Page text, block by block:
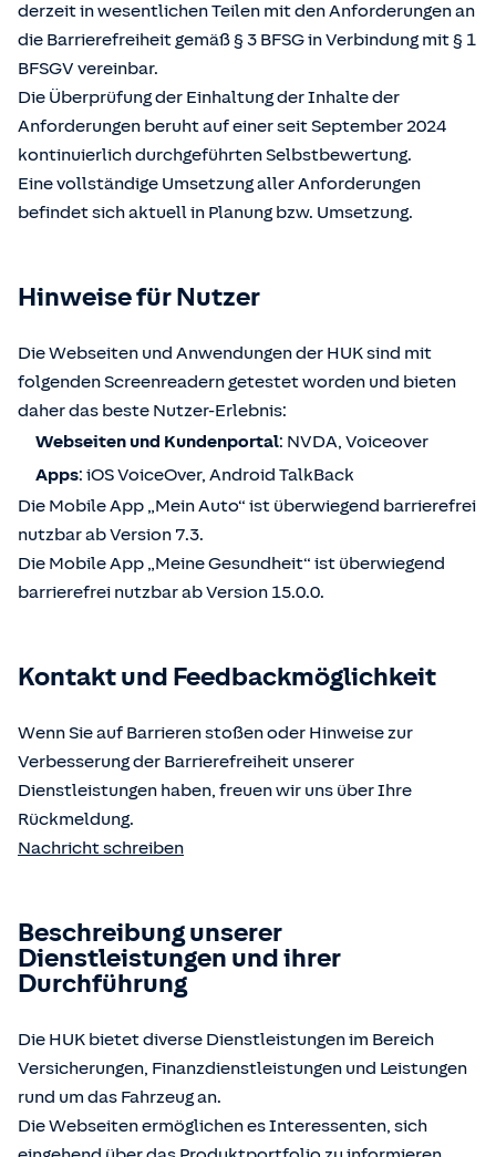
derzeit in wesentlichen Teilen mit den Anforderungen an
die Barrierefreiheit gemäß § 3 BFSG in Verbindung mit § 1
BFSGV vereinbar.
Die Überprüfung der Einhaltung der Inhalte der
Anforderungen beruht auf einer seit September 2024
kontinuierlich durchgeführten Selbstbewertung.
Eine vollständige Umsetzung aller Anforderungen
befindet sich aktuell in Planung bzw. Umsetzung.
Hinweise für Nutzer
Die Webseiten und Anwendungen der HUK sind mit
folgenden Screenreadern getestet worden und bieten
daher das beste Nutzer-Erlebnis:
Webseiten und Kundenportal: NVDA, Voiceover
Apps: iOS VoiceOver, Android TalkBack
Die Mobile App „Mein Auto“ ist überwiegend barrierefrei
nutzbar ab Version 7.3.
Die Mobile App „Meine Gesundheit“ ist überwiegend
barrierefrei nutzbar ab Version 15.0.0.
Kontakt und Feedbackmöglichkeit
Wenn Sie auf Barrieren stoßen oder Hinweise zur
Verbesserung der Barrierefreiheit unserer
Dienstleistungen haben, freuen wir uns über Ihre
Rückmeldung.
Nachricht schreiben
Beschreibung unserer
Dienstleistungen und ihrer
Durchführung
Die HUK bietet diverse Dienstleistungen im Bereich
Versicherungen, Finanzdienstleistungen und Leistungen
rund um das Fahrzeug an.
Die Webseiten ermöglichen es Interessenten, sich